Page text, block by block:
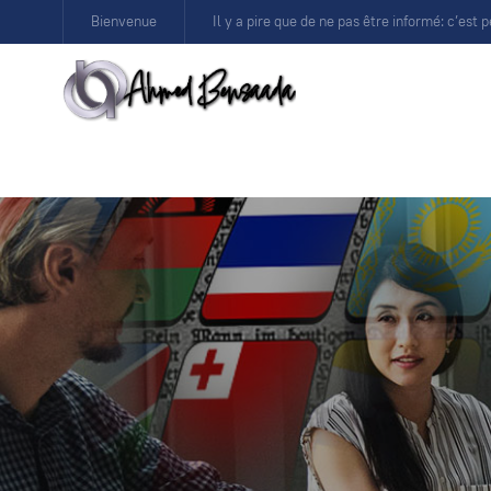
Bienvenue Il y a pire que de ne pas être informé: c’est